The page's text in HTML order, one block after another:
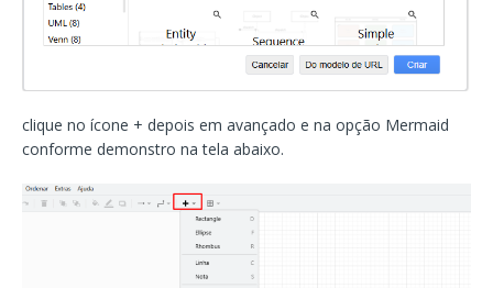
clique no ícone + depois em avançado e na opção Mermaid
conforme demonstro na tela abaixo.